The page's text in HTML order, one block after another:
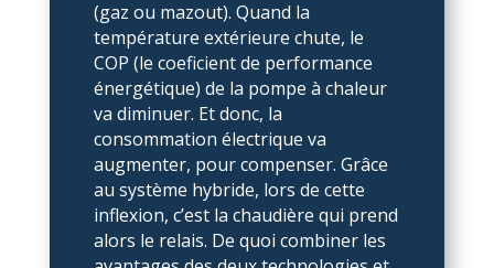
(gaz ou mazout). Quand la
température extérieure chute, le
COP (le coeficient de performance
énergétique) de la pompe à chaleur
va diminuer. Et donc, la
consommation électrique va
augmenter, pour compenser. Grâce
au système hybride, lors de cette
inflexion, c’est la chaudière qui prend
alors le relais. De quoi combiner les